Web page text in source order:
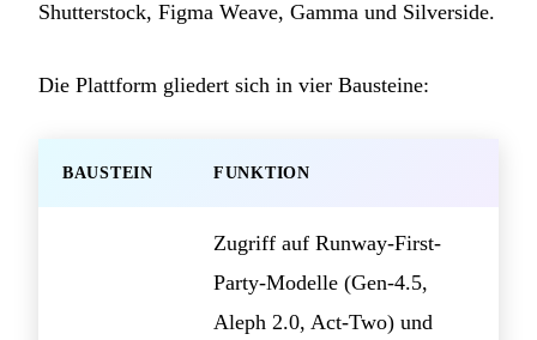
Shutterstock, Figma Weave, Gamma und Silverside.
Die Plattform gliedert sich in vier Bausteine:
BAUSTEIN FUNKTION
Zugriff auf Runway-First-
Party-Modelle (Gen-4.5,
Aleph 2.0, Act-Two) und